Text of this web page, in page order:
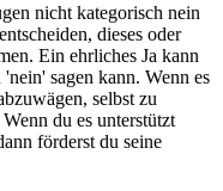
nicht kategorisch nein
dieses oder
Ein ehrliches Ja kann
sagen kann. Wenn es
selbst zu
du es unterstützt
förderst du seine